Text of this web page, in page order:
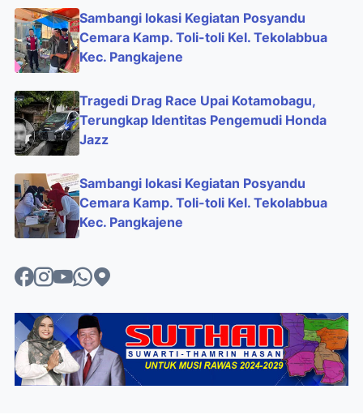
Sambangi lokasi Kegiatan Posyandu
Cemara Kamp. Toli-toli Kel. Tekolabbua
Kec. Pangkajene
Tragedi Drag Race Upai Kotamobagu,
Terungkap Identitas Pengemudi Honda
Jazz
Sambangi lokasi Kegiatan Posyandu
Cemara Kamp. Toli-toli Kel. Tekolabbua
Kec. Pangkajene